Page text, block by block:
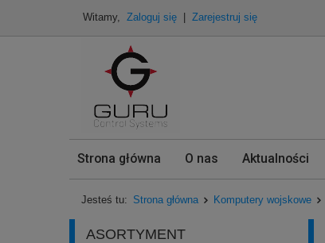
Witamy, Zaloguj się Zarejestruj się
Strona główna O nas Aktualności
Jesteś tu: Strona główna Komputery wojskowe
ASORTYMENT